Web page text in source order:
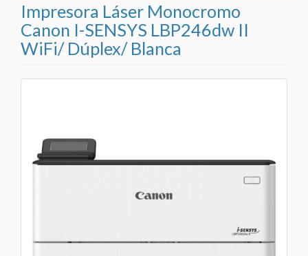
Impresora Láser Monocromo
Canon I-SENSYS LBP246dw II
WiFi/ Dúplex/ Blanca